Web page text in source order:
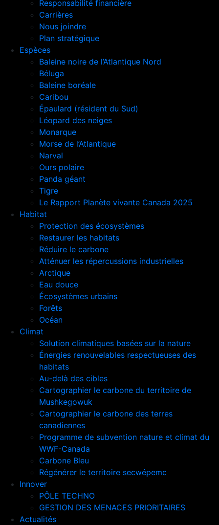
Responsabilité financière
Carrières
Nous joindre
Plan stratégique
Espèces
Baleine noire de l’Atlantique Nord
Béluga
Baleine boréale
Caribou
Épaulard (résident du Sud)
Léopard des neiges
Monarque
Morse de l’Atlantique
Narval
Ours polaire
Panda géant
Tigre
Le Rapport Planète vivante Canada 2025
Habitat
Protection des écosystèmes
Restaurer les habitats
Réduire le carbone
Atténuer les répercussions industrielles
Arctique
Eau douce
Écosystèmes urbains
Forêts
Océan
Climat
Solution climatiques basées sur la nature
Énergies renouvelables respectueuses des
habitats
Au-delà des cibles
Cartographier le carbone du territoire de
Mushkegowuk
Cartographier le carbone des terres
canadiennes
Programme de subvention nature et climat du
WWF-Canada
Carbone Bleu
Régénérer le territoire secwépemc
Innover
PÔLE TECHNO
GESTION DES MENACES PRIORITAIRES
Actualités